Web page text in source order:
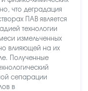
что деградация
ПАВ является
технологии
измельченных
влияющей на их
Полученные
сепарации
в